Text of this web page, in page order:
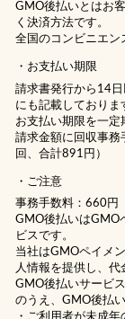
GMO後払いとはお
く決済方法です。
全国のコンビニエン
お支払い期限
請求書発行から14
にも記載しておりま
お支払い期限を一
請求金額に回収事
回、合計891円）
ご注意
事務手数料：660円
GMO後払いはGMO
ビスです。
当社はGMOペイメ
人情報を提供し、代
GMO後払いサービ
のうえ、GMO後払